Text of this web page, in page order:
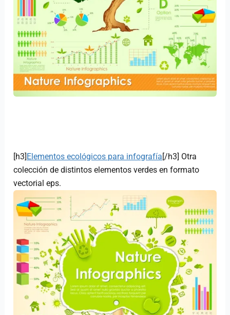
[h3] Elementos ecológicos para infografía [/h3] Otra
colección de distintos elementos verdes en formato
vectorial eps.